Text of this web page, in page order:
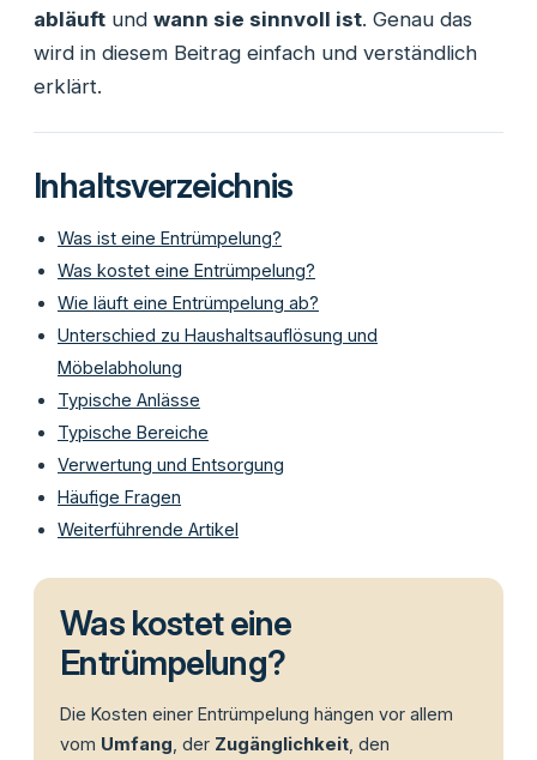
abläuft und wann sie sinnvoll ist. Genau das
wird in diesem Beitrag einfach und verständlich
erklärt.
Inhaltsverzeichnis
Was ist eine Entrümpelung?
Was kostet eine Entrümpelung?
Wie läuft eine Entrümpelung ab?
Unterschied zu Haushaltsauflösung und
Möbelabholung
Typische Anlässe
Typische Bereiche
Verwertung und Entsorgung
Häufige Fragen
Weiterführende Artikel
Was kostet eine
Entrümpelung?
Die Kosten einer Entrümpelung hängen vor allem
vom Umfang, der Zugänglichkeit, den